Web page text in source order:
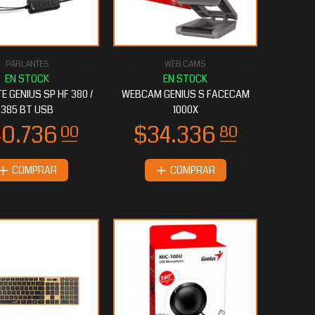
PARLANTES
GENIUS SP HF 380 /
385 BT USB
COMPRAR
WEB CAMS
WEBCAM GENIUS S FACECAM
1000X
COMPRAR